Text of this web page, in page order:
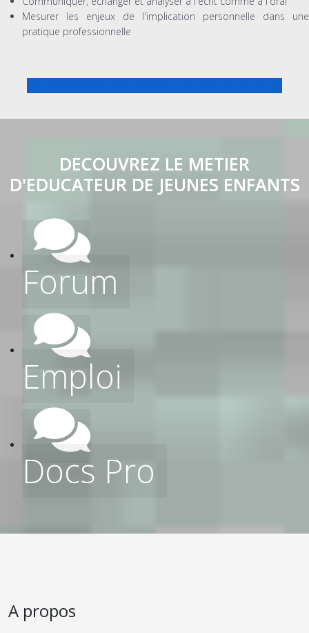
Mesurer les enjeux de l'implication personnelle dans une
pratique professionnelle
DECOUVREZ LE METIER
D'EDUCATEUR DE JEUNES ENFANTS
Forum
Emploi
Docs Pro
A propos